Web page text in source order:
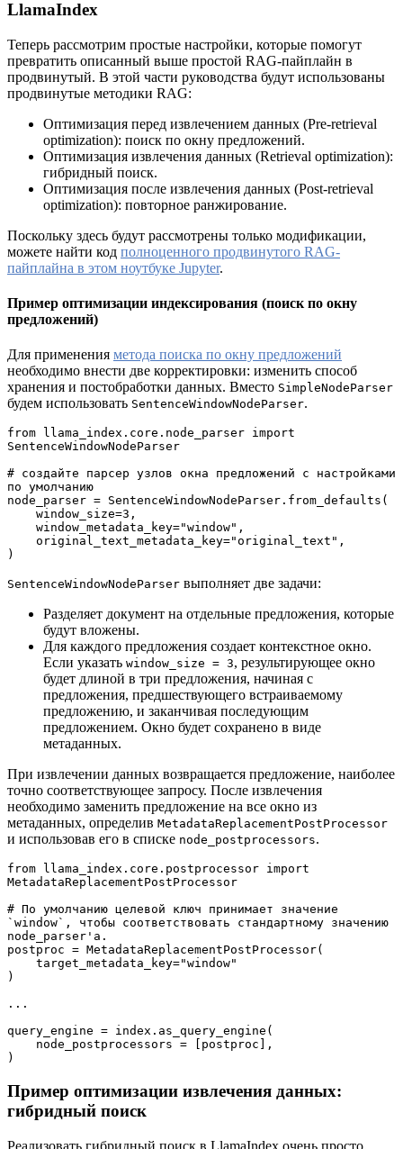
LlamaIndex
Теперь рассмотрим простые настройки, которые помогут
превратить описанный выше простой RAG-пайплайн в
продвинутый. В этой части руководства будут использованы
продвинутые методики RAG:
Оптимизация перед извлечением данных (Pre-retrieval
optimization): поиск по окну предложений.
Оптимизация извлечения данных (Retrieval optimization):
гибридный поиск.
Оптимизация после извлечения данных (Post-retrieval
optimization): повторное ранжирование.
Поскольку здесь будут рассмотрены только модификации,
можете найти код полноценного продвинутого RAG-
пайплайна в этом ноутбуке Jupyter.
Пример оптимизации индексирования (поиск по окну
предложений)
Для применения метода поиска по окну предложений
необходимо внести две корректировки: изменить способ
хранения и постобработки данных. Вместо SimpleNodeParser
будем использовать SentenceWindowNodeParser.
from llama_index.core.node_parser import
SentenceWindowNodeParser
# создайте парсер узлов окна предложений с настройками
по умолчанию
node_parser = SentenceWindowNodeParser.from_defaults(
    window_size=3,
    window_metadata_key="window",
    original_text_metadata_key="original_text",
)
SentenceWindowNodeParser выполняет две задачи:
Разделяет документ на отдельные предложения, которые
будут вложены.
Для каждого предложения создает контекстное окно.
Если указать window_size = 3, результирующее окно
будет длиной в три предложения, начиная с
предложения, предшествующего встраиваемому
предложению, и заканчивая последующим
предложением. Окно будет сохранено в виде
метаданных.
При извлечении данных возвращается предложение, наиболее
точно соответствующее запросу. После извлечения
необходимо заменить предложение на все окно из
метаданных, определив MetadataReplacementPostProcessor
и использовав его в списке node_postprocessors.
from llama_index.core.postprocessor import
MetadataReplacementPostProcessor
# По умолчанию целевой ключ принимает значение
`window`, чтобы соответствовать стандартному значению
node_parser'а.
postproc = MetadataReplacementPostProcessor(
    target_metadata_key="window"
)
...
query_engine = index.as_query_engine(
    node_postprocessors = [postproc],
)
Пример оптимизации извлечения данных:
гибридный поиск
Реализовать гибридный поиск в LlamaIndex очень просто.